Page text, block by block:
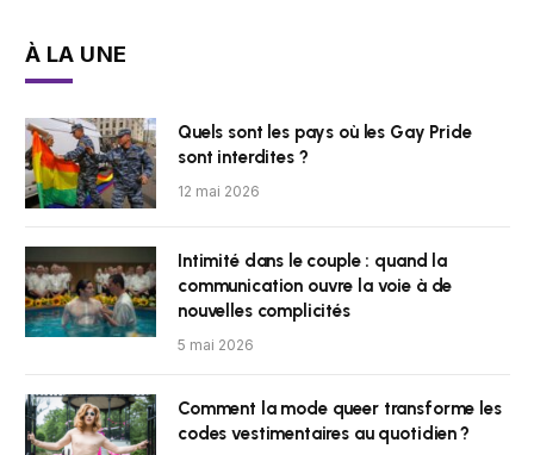
À LA UNE
Quels sont les pays où les Gay Pride
sont interdites ?
12 mai 2026
Intimité dans le couple : quand la
communication ouvre la voie à de
nouvelles complicités
5 mai 2026
Comment la mode queer transforme les
codes vestimentaires au quotidien ?